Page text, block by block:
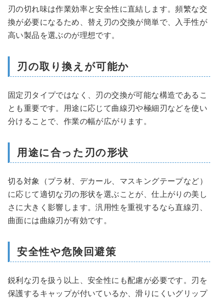
刃の切れ味は作業効率と安全性に直結します。頻繁な交
換が必要になるため、替え刃の交換が簡単で、入手性が
高い製品を選ぶのが理想です。
刃の取り換えが可能か
固定刃タイプではなく、刃の交換が可能な構造であるこ
とも重要です。用途に応じて曲線刃や極細刃などを使い
分けることで、作業の幅が広がります。
用途に合った刃の形状
切る対象（プラ材、デカール、マスキングテープなど）
に応じて適切な刃の形状を選ぶことが、仕上がりの美し
さに大きく影響します。汎用性を重視するなら直線刃、
曲面には曲線刃が有効です。
安全性や危険回避策
鋭利な刃を扱う以上、安全性にも配慮が必要です。刃を
保護するキャップが付いているか、滑りにくいグリップ